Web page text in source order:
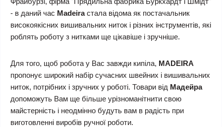
- в даний час Madeiraстала відома як постачальник
високоякісних вишивальних ниток і різних інструментів, які
роблять роботу з нитками ще цікавіше і зручніше.
Для того, щоб робота у Вас завжди кипіла, MADEIRA
пропонує широкий набір сучасних швейних і вишивальних
ниток, потрібних і зручних у роботі. Товари від Мадейра
допоможуть Вам ще більше урізноманітнити свою
майстерність і неодмінно будуть вам в радість при
виготовленні виробів ручної роботи.